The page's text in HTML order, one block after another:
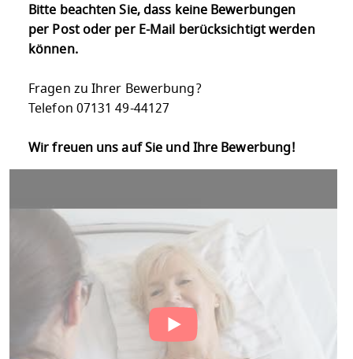
Bitte beachten Sie, dass keine Bewerbungen
per Post oder per E-Mail berücksichtigt werden
können.
Fragen zu Ihrer Bewerbung?
Telefon 07131 49-44127
Wir freuen uns auf Sie und Ihre Bewerbung!